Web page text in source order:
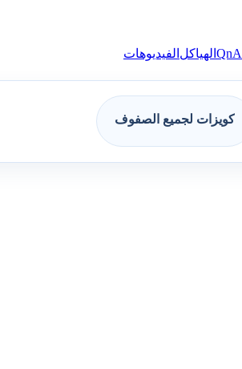
QnA الهياكل الفيديوهات
كويزات لجميع الصفوف